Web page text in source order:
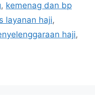
, kemenag dan bp
layanan haji,
haji,